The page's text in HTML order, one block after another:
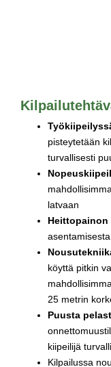
pisteytetään
turvallisesti
latvaan
Heittopainon
köyttä pitkin
25 metrin
Puusta
kiipeilijä
Kilpailussa